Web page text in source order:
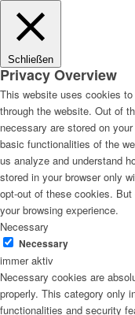
Schließen
Privacy Overview
This website uses cookies
through the website. Out of
necessary are stored on
basic functionalities of the
us analyze and understand
stored in your browser only
opt-out of these cookies.
your browsing experience.
Necessary
Necessary
immer aktiv
Necessary cookies are
properly. This category only
functionalities and security